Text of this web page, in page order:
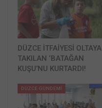
DÜZCE İTFAİYESİ OLTAYA
TAKILAN ‘BATAĞAN
KUŞU’NU KURTARDI!
DÜZCE GÜNDEMİ